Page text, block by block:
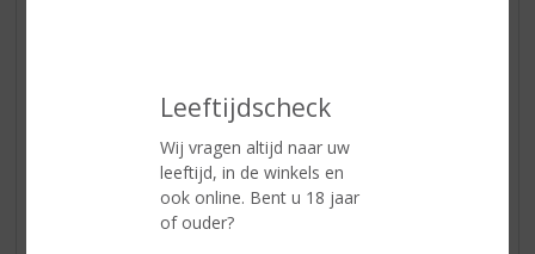
Leeftijdscheck
Wij vragen altijd naar uw
leeftijd, in de winkels en
ook online. Bent u 18 jaar
of ouder?
NIEUWE WHISKY
WIJN VAN DE MAAND
WHISKY VAN DE MAAND
RUM VAN DE MAAND